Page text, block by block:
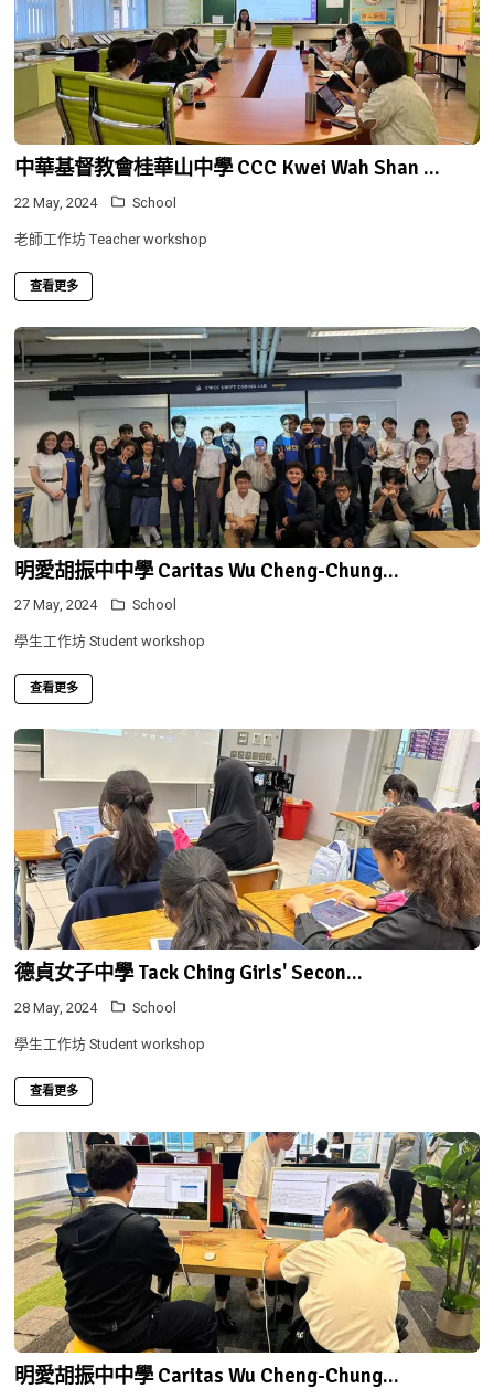
中華基督教會桂華山中學 CCC Kwei Wah Shan ...
22 May, 2024
School
老師工作坊 Teacher workshop
查看更多
明愛胡振中中學 Caritas Wu Cheng-Chung...
27 May, 2024
School
學生工作坊 Student workshop
查看更多
德貞女子中學 Tack Ching Girls' Secon...
28 May, 2024
School
學生工作坊 Student workshop
查看更多
明愛胡振中中學 Caritas Wu Cheng-Chung...